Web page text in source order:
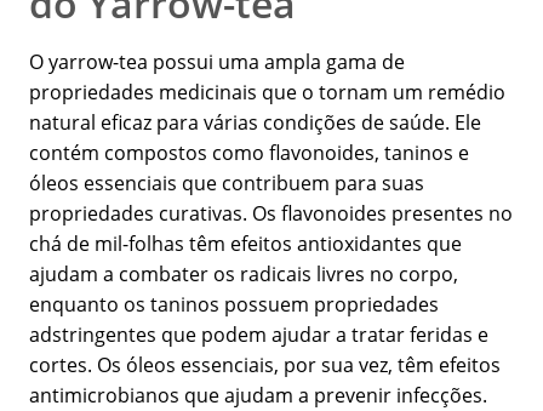
O yarrow-tea possui uma ampla gama de
propriedades medicinais que o tornam um remédio
natural eficaz para várias condições de saúde. Ele
contém compostos como flavonoides, taninos e
óleos essenciais que contribuem para suas
propriedades curativas. Os flavonoides presentes no
chá de mil-folhas têm efeitos antioxidantes que
ajudam a combater os radicais livres no corpo,
enquanto os taninos possuem propriedades
adstringentes que podem ajudar a tratar feridas e
cortes. Os óleos essenciais, por sua vez, têm efeitos
antimicrobianos que ajudam a prevenir infecções.